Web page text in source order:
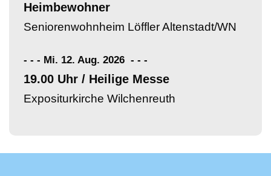
Heimbewohner
Seniorenwohnheim Löffler Altenstadt/WN
- - - Mi. 12. Aug. 2026 - - -
19.00 Uhr / Heilige Messe
Expositurkirche Wilchenreuth